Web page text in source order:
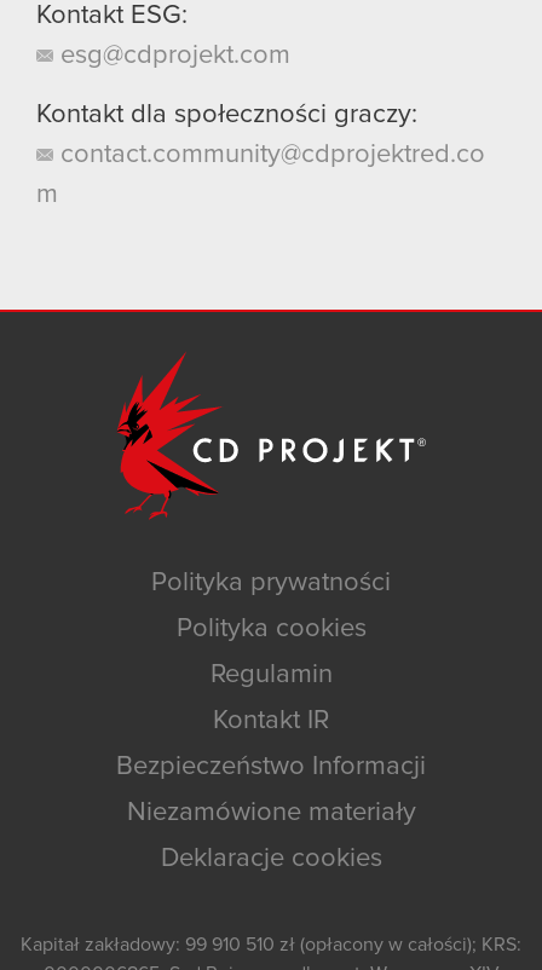
Kontakt ESG:
esg@cdprojekt.com
Kontakt dla społeczności graczy:
contact.community@cdprojektred.co
m
Polityka prywatności
Polityka cookies
Regulamin
Kontakt IR
Bezpieczeństwo Informacji
Niezamówione materiały
Deklaracje cookies
Kapitał zakładowy: 99 910 510 zł (opłacony w całości); KRS: